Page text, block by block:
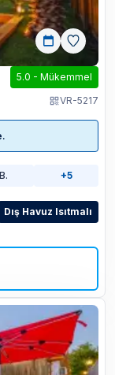
5.0 - Mükemmel
VR-5217
B. +5
Dış Havuz Isıtmalı